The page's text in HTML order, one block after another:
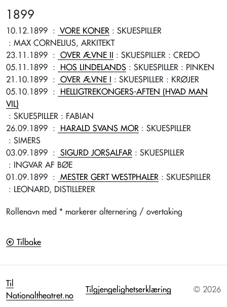
1899
10.12.1899 : VORE KONER : SKUESPILLER
: MAX CORNELIUS, ARKITEKT
23.11.1899 : OVER ÆVNE II : SKUESPILLER : CREDO
05.11.1899 : HOS LINDELANDS : SKUESPILLER : PINKEN
21.10.1899 : OVER ÆVNE I : SKUESPILLER : KRØJER
05.10.1899 :
HELLIGTREKONGERS-AFTEN (HVAD MAN
VIL)
: SKUESPILLER : FABIAN
26.09.1899 : HARALD SVANS MOR : SKUESPILLER
: SIMERS
03.09.1899 : SIGURD JORSALFAR : SKUESPILLER
: INGVAR AF BØE
01.09.1899 : MESTER GERT WESTPHALER : SKUESPILLER
: LEONARD, DISTILLERER
Rollenavn med * markerer alternering / overtaking
Tilbake
Til
Nationaltheatret.no
Tilgjengelighetserklæring © 2026